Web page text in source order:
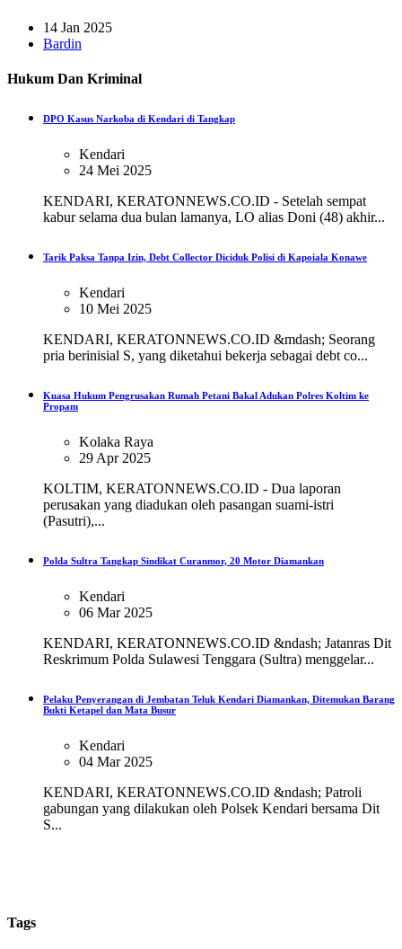
14 Jan 2025
Bardin
Hukum Dan Kriminal
DPO Kasus Narkoba di Kendari di Tangkap
Kendari
24 Mei 2025
KENDARI, KERATONNEWS.CO.ID - Setelah sempat
kabur selama dua bulan lamanya, LO alias Doni (48) akhir...
Tarik Paksa Tanpa Izin, Debt Collector Diciduk Polisi di Kapoiala Konawe
Kendari
10 Mei 2025
KENDARI, KERATONNEWS.CO.ID &mdash; Seorang
pria berinisial S, yang diketahui bekerja sebagai debt co...
Kuasa Hukum Pengrusakan Rumah Petani Bakal Adukan Polres Koltim ke
Propam
Kolaka Raya
29 Apr 2025
KOLTIM, KERATONNEWS.CO.ID - Dua laporan
perusakan yang diadukan oleh pasangan suami-istri
(Pasutri),...
Polda Sultra Tangkap Sindikat Curanmor, 20 Motor Diamankan
Kendari
06 Mar 2025
KENDARI, KERATONNEWS.CO.ID &ndash; Jatanras Dit
Reskrimum Polda Sulawesi Tenggara (Sultra) menggelar...
Pelaku Penyerangan di Jembatan Teluk Kendari Diamankan, Ditemukan Barang
Bukti Ketapel dan Mata Busur
Kendari
04 Mar 2025
KENDARI, KERATONNEWS.CO.ID &ndash; Patroli
gabungan yang dilakukan oleh Polsek Kendari bersama Dit
S...
Tags